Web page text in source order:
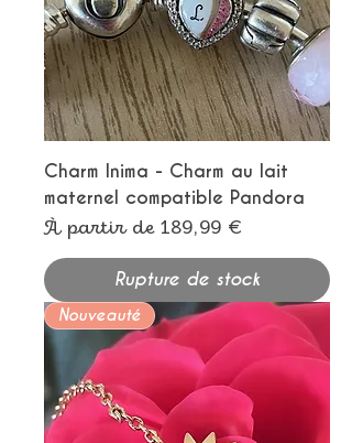
Charm Inima - Charm au lait
maternel compatible Pandora
À partir de 189,99 €
Prix promotionnel
Rupture de stock
Nouveauté